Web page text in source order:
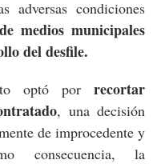
adversas condiciones
medios municipales
del desfile.
optó por recortar
, una decisión
de improcedente y
consecuencia, la